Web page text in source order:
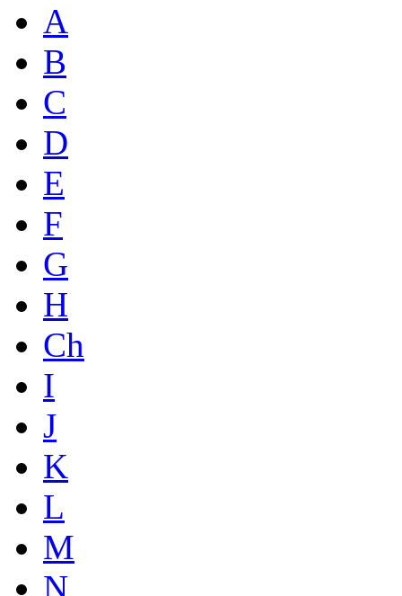
A
B
C
D
E
F
G
H
Ch
I
J
K
L
M
N